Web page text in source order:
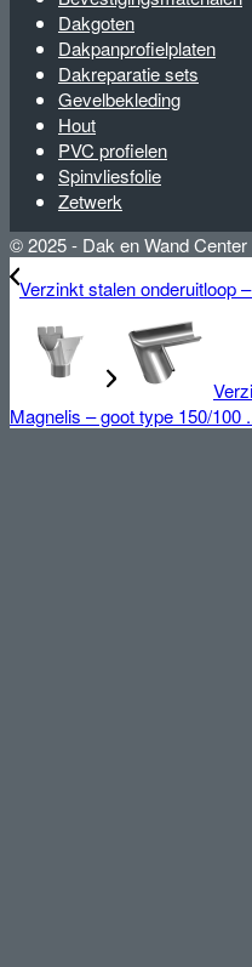
Dakgoten
Dakpanprofielplaten
Dakreparatie sets
Gevelbekleding
Hout
PVC profielen
Spinvliesfolie
Zetwerk
© 2025 - Dak en Wand Center
Verzinkt stalen onderuitloop
Magnelis – goot type 150/100